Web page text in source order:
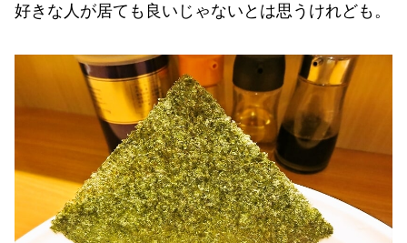
好きな人が居ても良いじゃないとは思うけれども。